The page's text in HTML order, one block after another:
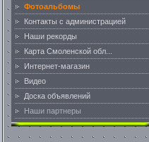
Фотоальбомы
Контакты с администрацией
Наши рекорды
Карта Смоленской обл...
Интернет-магазин
Видео
Доска объявлений
Наши партнеры